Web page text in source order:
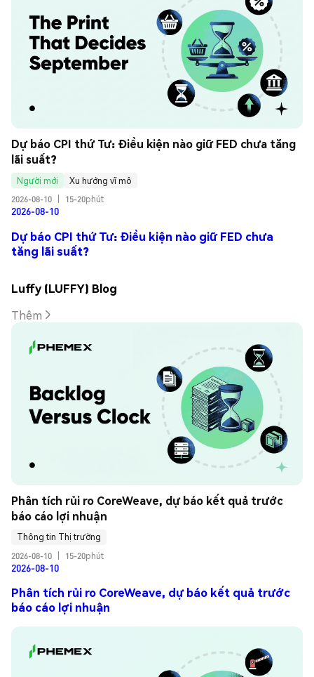
Dự báo CPI thứ Tư: Điều kiện nào giữ FED chưa tăng
lãi suất?
Người mới
Xu hướng vĩ mô
2026-08-10
15-20phút
2026-08-10
Dự báo CPI thứ Tư: Điều kiện nào giữ FED chưa
tăng lãi suất?
Luffy (LUFFY) Blog
Thêm
Phân tích rủi ro CoreWeave, dự báo kết quả trước
báo cáo lợi nhuận
Thông tin Thị trường
2026-08-10
15-20phút
2026-08-10
Phân tích rủi ro CoreWeave, dự báo kết quả trước
báo cáo lợi nhuận